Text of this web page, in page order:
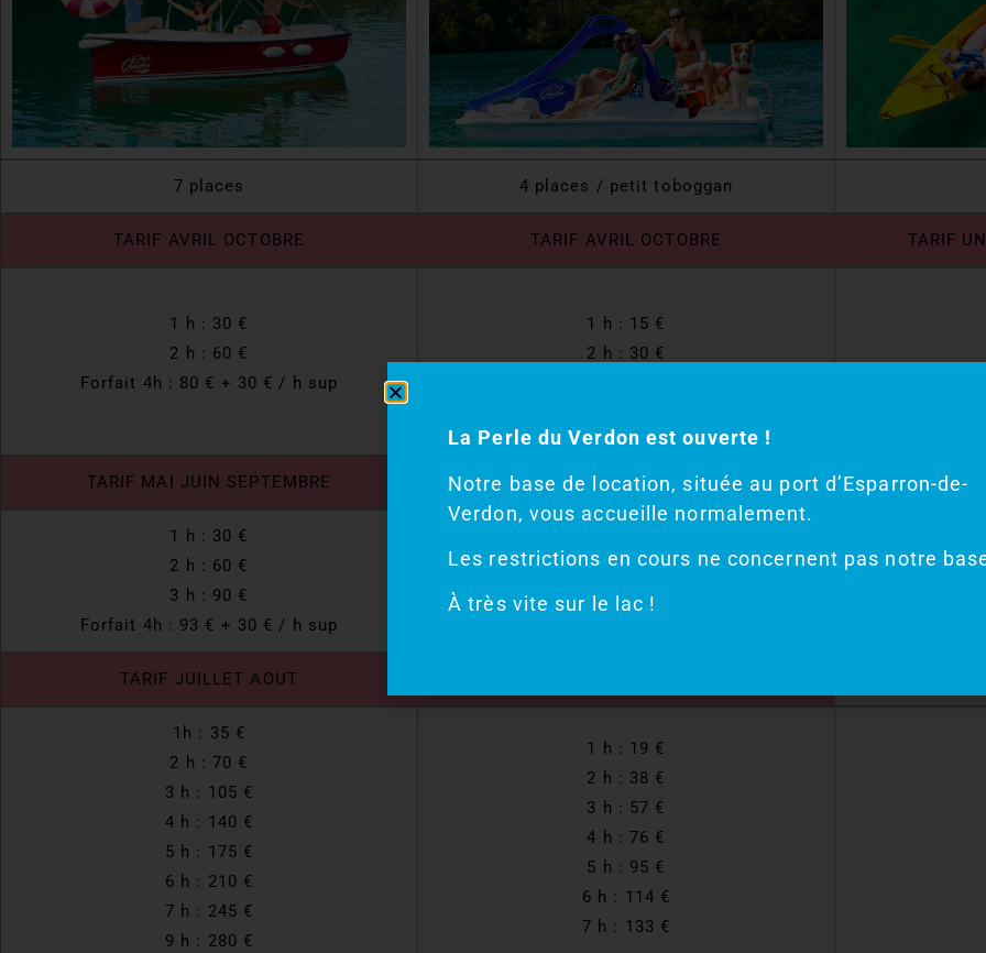
7 places 4 places / petit toboggan
TARIF AVRIL OCTOBRE TARIF AVRIL OCTOBRE TARIF
1 h : 30 €
2 h : 60 €
Forfait 4h : 80 € + 30 € / h sup
1 h : 15 €
2 h : 30 €
TARIF MAI JUIN SEPTEMBRE TARIF MAI JUIN SEPTEMBRE
1 h : 30 €
2 h : 60 €
3 h : 90 €
Forfait 4h : 93 € + 30 € / h sup
1 h : 19 €
Forfait 4h : 52 € + 19 € / h sup
TARIF JUILLET AOUT
1h : 35 €
2 h : 70 €
3 h : 105 €
4 h : 140 €
5 h : 175 €
6 h : 210 €
7 h : 245 €
9 h : 280 €
1 h : 19 €
2 h : 38 €
3 h : 57 €
4 h : 76 €
5 h : 95 €
6 h : 114 €
7 h : 133 €
La Perle du Verdon est ouverte !
Notre base de location, située au port d’Esparron-de-
Verdon, vous accueille normalement.
Les restrictions en cours ne concernent pas notre
À très vite sur le lac !